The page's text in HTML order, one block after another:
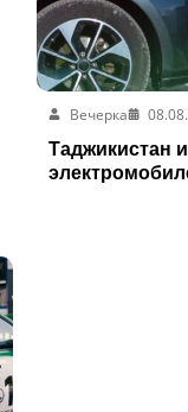
Вечерка
Таджикистан